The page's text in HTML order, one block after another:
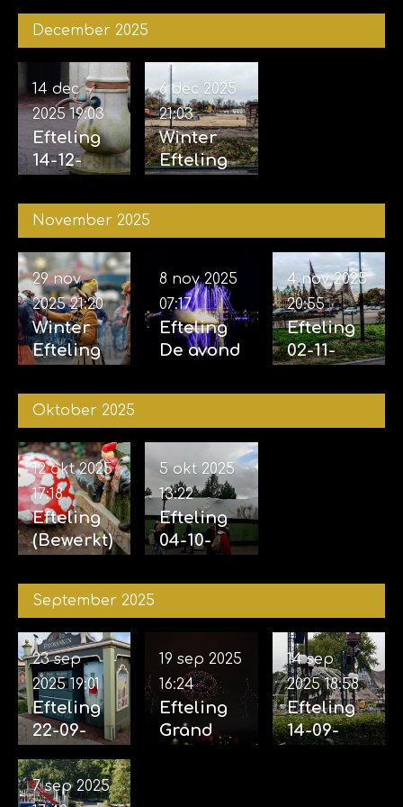
December 2025
Efteling
14-12-
14 dec
2025 19:03
Winter
Efteling
2025
6 dec 2025
21:03
November 2025
Winter
Efteling
2025
29 nov
2025 21:20
Efteling
De avond
vijf
07-11-2025
8 nov 2025
07:17
Efteling
02-11-
04-11-
4 nov 2025
20:55
Oktober 2025
Efteling
(Bewerkt)
2025
12 okt 2025
17:18
Efteling
04-10-
5 okt 2025
13:22
September 2025
Efteling
22-09-
(incl.
Aankondi
23 sep
2025 19:01
Efteling
Grand
19 sep 2025
16:24
Efteling
14-09-
14 sep
2025 18:58
7 sep 2025